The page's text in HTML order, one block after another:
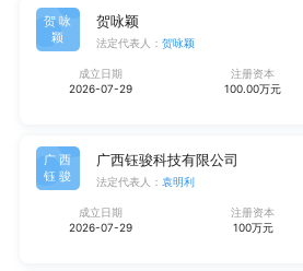
贺咏
颖
贺咏颖
法定代表人： 贺咏颖
成立日期
2026-07-29
注册资本
100.00万元
广西
钰骏
广西钰骏科技有限公司
法定代表人： 袁明利
成立日期
2026-07-29
注册资本
100万元